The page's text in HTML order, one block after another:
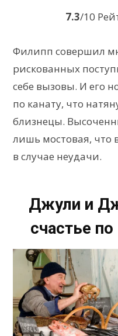
7.3/10
Филипп совершил
рискованных
себе вызовы. И его
по канату, что
близнецы.
лишь мостовая, что
в случае неудачи.
Джули и
счастье